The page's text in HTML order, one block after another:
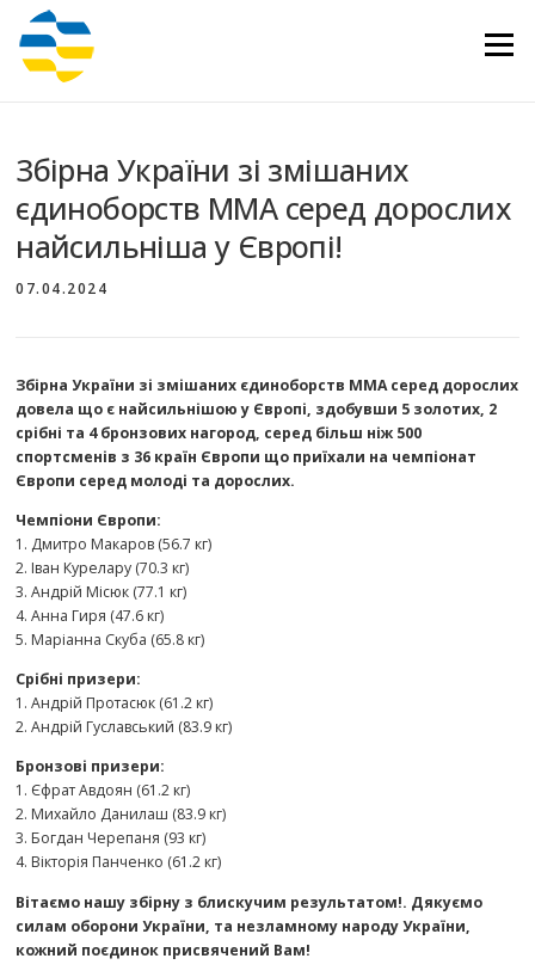
Перейти
вмісту
Меню
Збірна України зі змішаних
єдиноборств ММА серед дорослих
найсильніша у Європі!
07.04.2024
Збірна України зі змішаних єдиноборств ММА серед дорослих
довела що є найсильнішою у Європі, здобувши 5 золотих, 2
срібні та 4 бронзових нагород, серед більш ніж 500
спортсменів з 36 країн Європи що приїхали на чемпіонат
Європи серед молоді та дорослих.
Чемпіони Європи:
1. Дмитро Макаров (56.7 кг)
2. Іван Курелару (70.3 кг)
3. Андрій Місюк (77.1 кг)
4. Анна Гиря (47.6 кг)
5. Маріанна Скуба (65.8 кг)
Срібні призери:
1. Андрій Протасюк (61.2 кг)
2. Андрій Гуславський (83.9 кг)
Бронзові призери:
1. Єфрат Авдоян (61.2 кг)
2. Михайло Данилаш (83.9 кг)
3. Богдан Черепаня (93 кг)
4. Вікторія Панченко (61.2 кг)
Вітаємо нашу збірну з блискучим результатом!. Дякуємо
силам оборони України, та незламному народу України,
кожний поєдинок присвячений Вам!